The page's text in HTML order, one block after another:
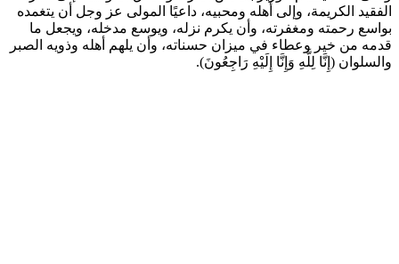
الفقيد الكريمة، وإلى أهله ومحبيه، داعيًا المولى عز وجل أن يتغمده
بواسع رحمته ومغفرته، وأن يكرم نزله، ويوسع مدخله، ويجعل ما
قدمه من خير وعطاء في ميزان حسناته، وأن يلهم أهله وذويه الصبر
والسلوان (إِنَّا لِلَّهِ وَإِنَّا إِلَيْهِ رَاجِعُونَ).